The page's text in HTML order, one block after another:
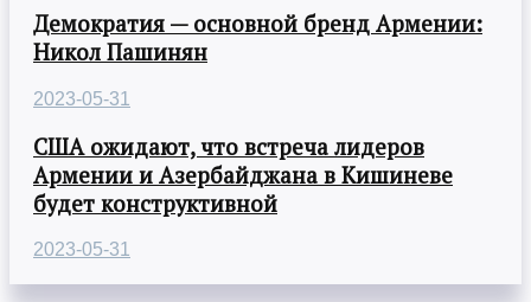
Демократия — основной бренд Армении:
Никол Пашинян
2023-05-31
США ожидают, что встреча лидеров
Армении и Азербайджана в Кишиневе
будет конструктивной
2023-05-31